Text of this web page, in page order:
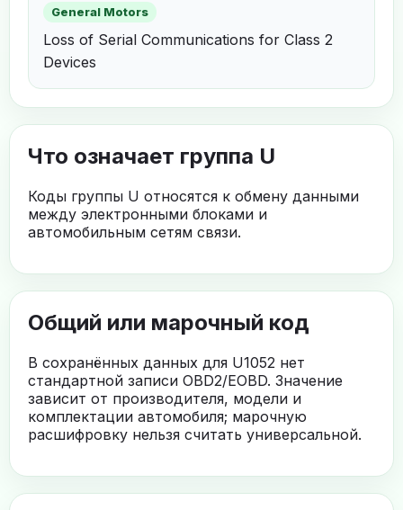
General Motors
Loss of Serial Communications for Class 2
Devices
Что означает группа U
Коды группы U относятся к обмену данными
между электронными блоками и
автомобильным сетям связи.
Общий или марочный код
В сохранённых данных для U1052 нет
стандартной записи OBD2/EOBD. Значение
зависит от производителя, модели и
комплектации автомобиля; марочную
расшифровку нельзя считать универсальной.